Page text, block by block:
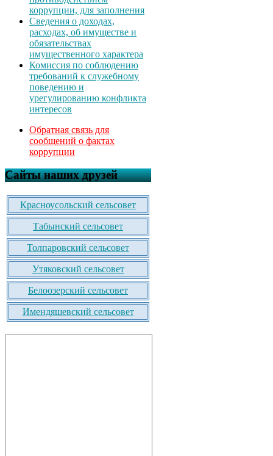
коррупции, для заполнения
Сведения о доходах,
расходах, об имуществе и
обязательствах
имущественного характера
Комиссия по соблюдению
требований к служебному
поведению и
урегулированию конфликта
интересов
Обратная связь для
сообщений о фактах
коррупции
Сайты наших друзей
Красноусольский сельсовет
Табынский сельсовет
Толпаровский сельсовет
Утяковский сельсовет
Белоозерский сельсовет
Имендяшевский сельсовет